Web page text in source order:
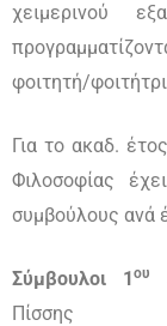
χειμερινού
φοιτητή/
Για το ακαδ.
Φιλοσοφίας
συμβούλους ανά
Σύμβουλοι 1ου
Πίσσης